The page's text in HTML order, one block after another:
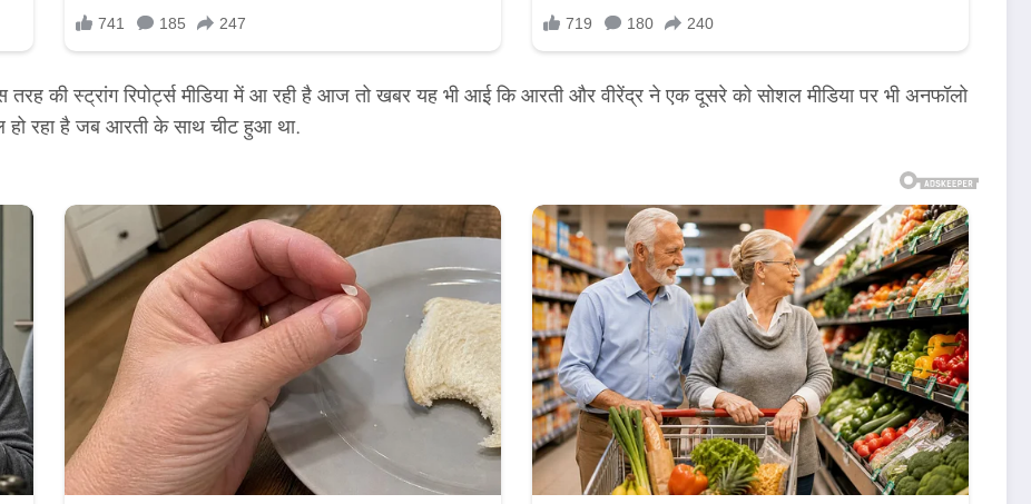
की स्ट्रांग रिपोर्ट्स मीडिया में आ रही है आज तो खबर यह भी आई कि आरती और वीरेंद्र ने एक दूसरे को सोशल मीडिया पर भी अनफॉलो
हो रहा है जब आरती के साथ चीट हुआ था.